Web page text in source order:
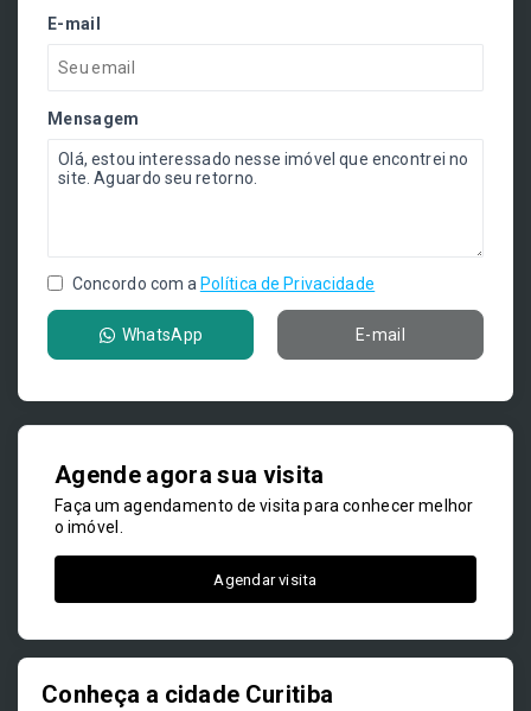
E-mail
Mensagem
Concordo com a Política de Privacidade
WhatsApp E-mail
Agende agora sua visita
Faça um agendamento de visita para conhecer melhor
o imóvel.
Agendar visita
Conheça a cidade Curitiba